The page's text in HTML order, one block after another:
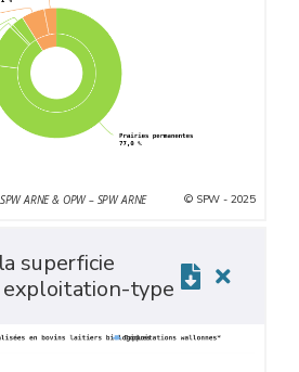
ARNE & OPW – SPW ARNE © SPW - 2025
superficie
exploitation-type